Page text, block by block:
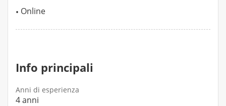
Online
Info principali
Anni di esperienza
4 anni